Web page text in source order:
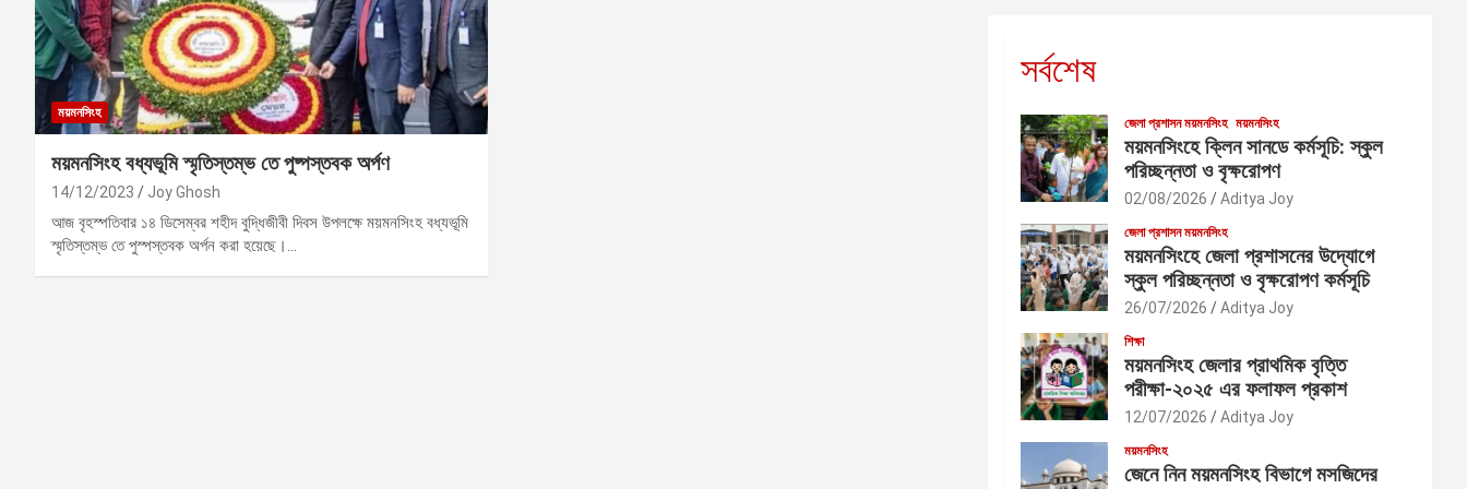
ময়মনসিংহ
ময়মনসিংহ বধ্যভূমি স্মৃতিস্তম্ভ তে পুষ্পস্তবক অর্পণ
14/12/2023 Joy Ghosh
আজ বৃহস্পতিবার ১৪ ডিসেম্বর শহীদ বুদ্ধিজীবী দিবস উপলক্ষে ময়মনসিংহ বধ্যভূমি
স্মৃতিস্তম্ভ তে পুস্পস্তবক অর্পন করা হয়েছে।…
সর্বশেষ
জেলা প্রশাসন ময়মনসিংহ ময়মনসিংহ
ময়মনসিংহে ক্লিন সানডে কর্মসূচি: স্কুল
পরিচ্ছন্নতা ও বৃক্ষরোপণ
02/08/2026 Aditya Joy
জেলা প্রশাসন ময়মনসিংহ
ময়মনসিংহে জেলা প্রশাসনের উদ্যোগে
স্কুল পরিচ্ছন্নতা ও বৃক্ষরোপণ কর্মসূচি
26/07/2026 Aditya Joy
শিক্ষা
ময়মনসিংহ জেলার প্রাথমিক বৃত্তি
পরীক্ষা-২০২৫ এর ফলাফল প্রকাশ
12/07/2026 Aditya Joy
ময়মনসিংহ
জেনে নিন ময়মনসিংহ বিভাগে মসজিদের